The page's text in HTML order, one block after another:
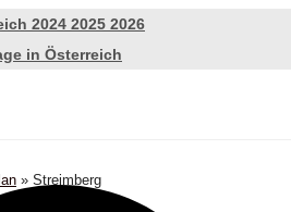
2024 2025 2026
in Österreich
» Streimberg